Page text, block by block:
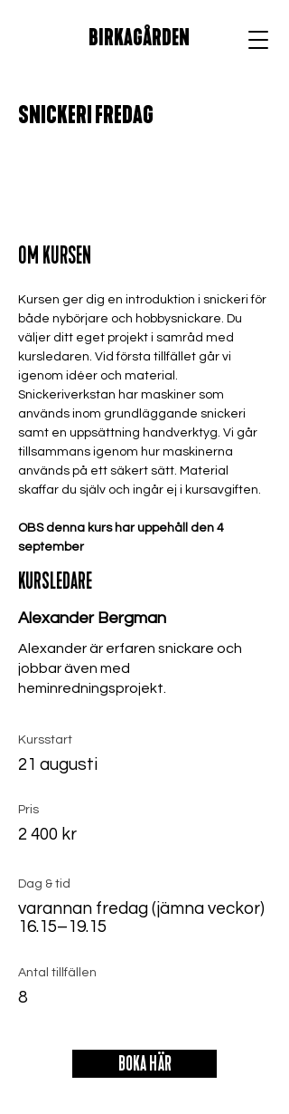
BIRKAGÅRDEN
SNICKERI FREDAG
OM KURSEN
Kursen ger dig en introduktion i snickeri för
både nybörjare och hobbysnickare. Du
väljer ditt eget projekt i samråd med
kursledaren. Vid första tillfället går vi
igenom idéer och material.
Snickeriverkstan har maskiner som
används inom grundläggande snickeri
samt en uppsättning handverktyg. Vi går
tillsammans igenom hur maskinerna
används på ett säkert sätt. Material
skaffar du själv och ingår ej i kursavgiften.
OBS denna kurs har uppehåll den 4
september
KURSLEDARE
Alexander Bergman
Alexander är erfaren snickare och
jobbar även med
heminredningsprojekt.
Kursstart
21 augusti
Pris
2 400 kr
Dag & tid
varannan fredag (jämna veckor)
16.15–19.15
Antal tillfällen
8
BOKA HÄR